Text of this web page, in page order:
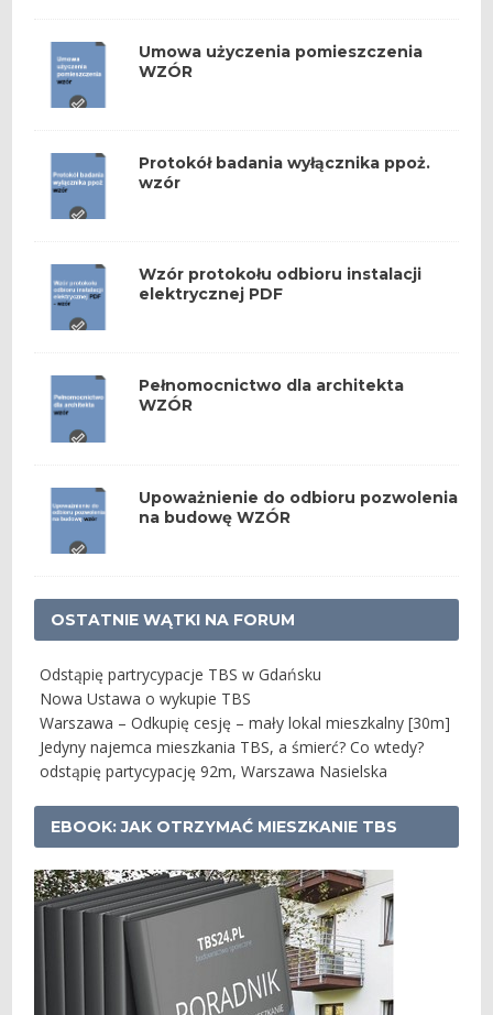
Umowa użyczenia pomieszczenia
WZÓR
Protokół badania wyłącznika ppoż.
wzór
Wzór protokołu odbioru instalacji
elektrycznej PDF
Pełnomocnictwo dla architekta
WZÓR
Upoważnienie do odbioru pozwolenia
na budowę WZÓR
OSTATNIE WĄTKI NA FORUM
Odstąpię partrycypacje TBS w Gdańsku
Nowa Ustawa o wykupie TBS
Warszawa – Odkupię cesję – mały lokal mieszkalny [30m]
Jedyny najemca mieszkania TBS, a śmierć? Co wtedy?
odstąpię partycypację 92m, Warszawa Nasielska
EBOOK: JAK OTRZYMAĆ MIESZKANIE TBS